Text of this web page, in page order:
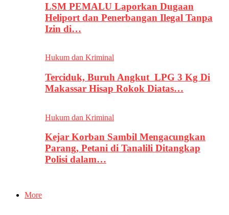
LSM PEMALU Laporkan Dugaan
Heliport dan Penerbangan Ilegal Tanpa
Izin di…
Hukum dan Kriminal
Terciduk, Buruh Angkut LPG 3 Kg Di
Makassar Hisap Rokok Diatas…
Hukum dan Kriminal
Kejar Korban Sambil Mengacungkan
Parang, Petani di Tanalili Ditangkap
Polisi dalam…
More